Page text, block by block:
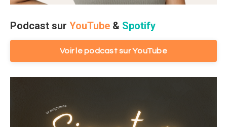
Podcast sur YouTube & Spotify
Voir le podcast sur YouTube